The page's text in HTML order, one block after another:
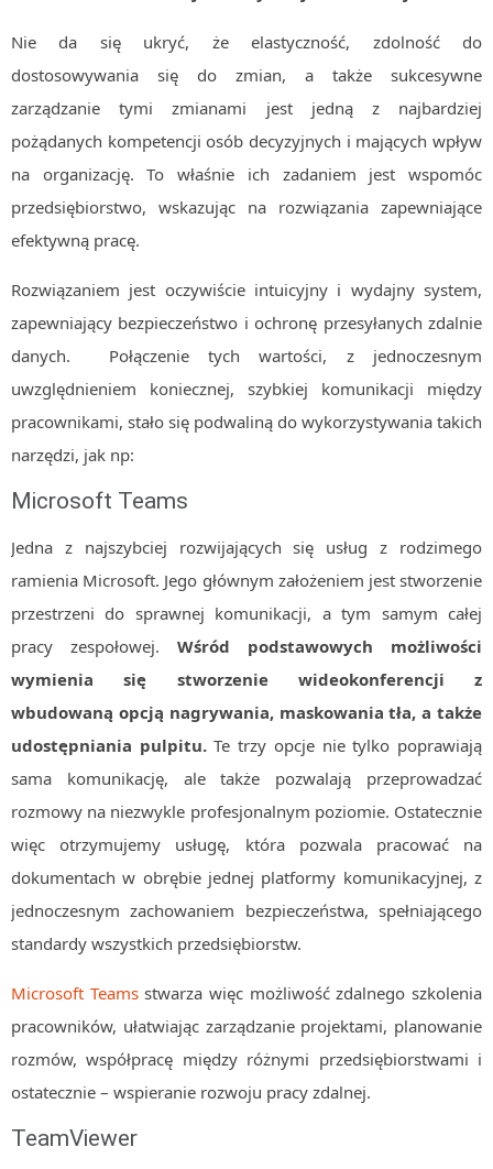
Nie da się ukryć, że elastyczność, zdolność do
dostosowywania się do zmian, a także sukcesywne
zarządzanie tymi zmianami jest jedną z najbardziej
pożądanych kompetencji osób decyzyjnych i mających wpływ
na organizację. To właśnie ich zadaniem jest wspomóc
przedsiębiorstwo, wskazując na rozwiązania zapewniające
efektywną pracę.
Rozwiązaniem jest oczywiście intuicyjny i wydajny system,
zapewniający bezpieczeństwo i ochronę przesyłanych zdalnie
danych. Połączenie tych wartości, z jednoczesnym
uwzględnieniem koniecznej, szybkiej komunikacji między
pracownikami, stało się podwaliną do wykorzystywania takich
narzędzi, jak np:
Microsoft Teams
Jedna z najszybciej rozwijających się usług z rodzimego
ramienia Microsoft. Jego głównym założeniem jest stworzenie
przestrzeni do sprawnej komunikacji, a tym samym całej
pracy zespołowej. Wśród podstawowych możliwości
wymienia się stworzenie wideokonferencji z
wbudowaną opcją nagrywania, maskowania tła, a także
udostępniania pulpitu.Te trzy opcje nie tylko poprawiają
sama komunikację, ale także pozwalają przeprowadzać
rozmowy na niezwykle profesjonalnym poziomie. Ostatecznie
więc otrzymujemy usługę, która pozwala pracować na
dokumentach w obrębie jednej platformy komunikacyjnej, z
jednoczesnym zachowaniem bezpieczeństwa, spełniającego
standardy wszystkich przedsiębiorstw.
Microsoft Teamsstwarza więc możliwość zdalnego szkolenia
pracowników, ułatwiając zarządzanie projektami, planowanie
rozmów, współpracę między różnymi przedsiębiorstwami i
ostatecznie – wspieranie rozwoju pracy zdalnej.
TeamViewer